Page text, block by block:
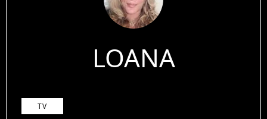
LOANA
TV